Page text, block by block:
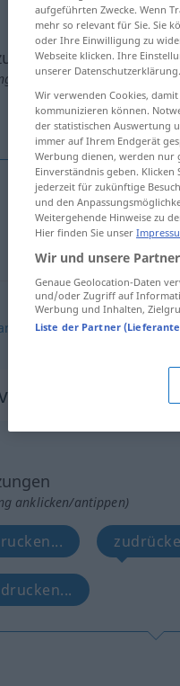
anklicken/antippen)
drücken
anklicken/antippen)
aufgeführten Zwecke. Wenn
mehr so relevant für Sie. Sie
oder Ihre Einwilligung zu
Webseite klicken. Ihre
unserer Datenschutzerklärung.
Wir verwenden Cookies,
kommunizieren können.
der statistischen Auswertung
immer auf Ihrem Endgerät
Werbung dienen, werden nur
Einverständnis geben.
jederzeit für zukünftige
und den
Weitergehende Hinweise zu
Hier finden Sie unser
Wir und unsere
Genaue Geolocation-Daten
und/oder Zugriff auf
Werbung und Inhalten,
Liste der Partner